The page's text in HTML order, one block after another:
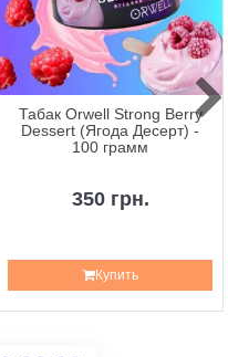
Табак Orwell Strong Berry
Dessert (Ягода Десерт) -
100 грамм
350 грн.
Купить